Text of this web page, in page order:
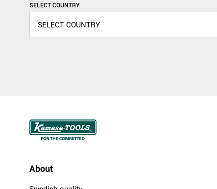
SELECT COUNTRY
About